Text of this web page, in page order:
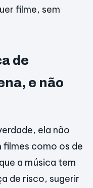
filme, sem
de
e não
ela não
filmes como os de
a música tem
de risco, sugerir